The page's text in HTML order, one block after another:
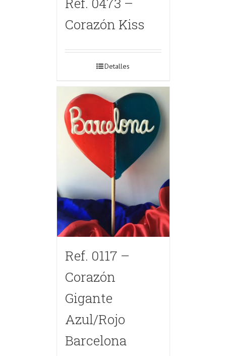
Corazón Kiss
Detalles
Ref. 0117 –
Corazón
Gigante
Azul/Rojo
Barcelona